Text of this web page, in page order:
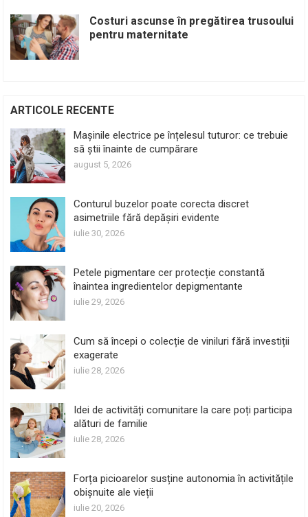
Costuri ascunse în pregătirea trusoului
pentru maternitate
ARTICOLE RECENTE
Mașinile electrice pe înțelesul tuturor: ce trebuie
să știi înainte de cumpărare
august 5, 2026
Conturul buzelor poate corecta discret
asimetriile fără depășiri evidente
iulie 30, 2026
Petele pigmentare cer protecție constantă
înaintea ingredientelor depigmentante
iulie 29, 2026
Cum să începi o colecție de viniluri fără investiții
exagerate
iulie 28, 2026
Idei de activități comunitare la care poți participa
alături de familie
iulie 28, 2026
Forța picioarelor susține autonomia în activitățile
obișnuite ale vieții
iulie 20, 2026